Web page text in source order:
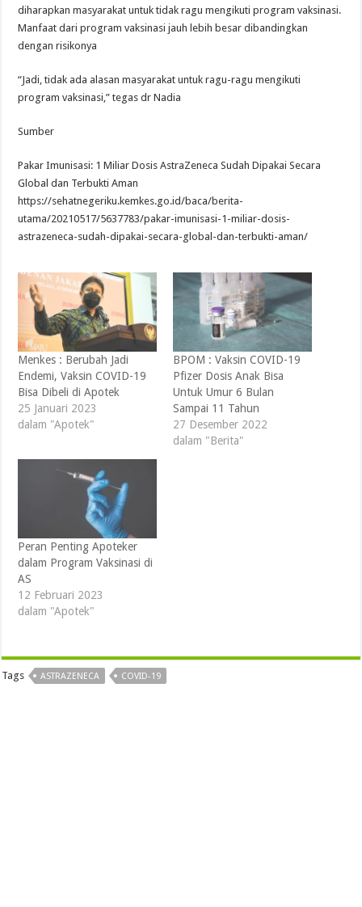
diharapkan masyarakat untuk tidak ragu mengikuti program vaksinasi.
Manfaat dari program vaksinasi jauh lebih besar dibandingkan
dengan risikonya
“Jadi, tidak ada alasan masyarakat untuk ragu-ragu mengikuti
program vaksinasi,” tegas dr Nadia
Sumber
Pakar Imunisasi: 1 Miliar Dosis AstraZeneca Sudah Dipakai Secara
Global dan Terbukti Aman
https://sehatnegeriku.kemkes.go.id/baca/berita-
utama/20210517/5637783/pakar-imunisasi-1-miliar-dosis-
astrazeneca-sudah-dipakai-secara-global-dan-terbukti-aman/
Menkes : Berubah Jadi
Endemi, Vaksin COVID-19
Bisa Dibeli di Apotek
25 Januari 2023
dalam "Apotek"
BPOM : Vaksin COVID-19
Pfizer Dosis Anak Bisa
Untuk Umur 6 Bulan
Sampai 11 Tahun
27 Desember 2022
dalam "Berita"
Peran Penting Apoteker
dalam Program Vaksinasi di
AS
12 Februari 2023
dalam "Apotek"
Tags ASTRAZENECA COVID-19